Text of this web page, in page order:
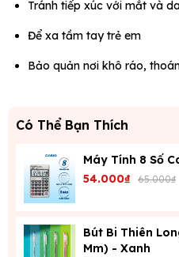
Tránh tiếp xúc với mắt và
Để xa tầm tay trẻ em
Bảo quản nơi khô ráo,
Có Thể Bạn Thích
Máy Tính 8 Số
54.000₫ 65.000₫
Bút Bi Thiên
Mm) - Xanh